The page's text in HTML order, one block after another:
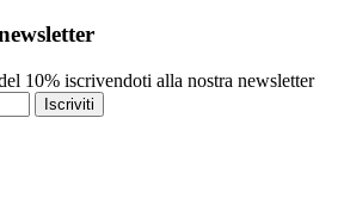
10% iscrivendoti alla nostra newsletter
Iscriviti